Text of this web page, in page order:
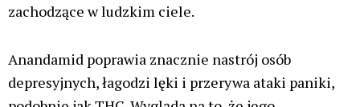
zachodzące w ludzkim ciele.
Anandamid poprawia znacznie nastrój osób
depresyjnych, łagodzi lęki i przerywa ataki paniki,